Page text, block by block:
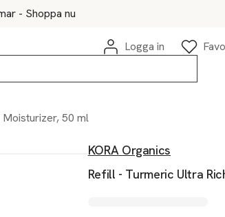
- Shoppa nu
Logga in
50 ml
KORA Organics
Refill - Turmeric Ultra